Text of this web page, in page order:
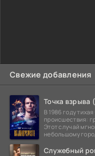
Свежие добавления
Точка взрыва
В 1986 году
происшествия:
Этот случай
небольшому
Служебный